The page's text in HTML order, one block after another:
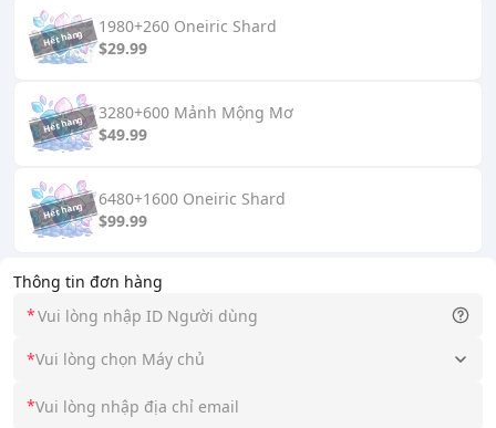
Thông tin đơn hàng
*
*Vui lòng chọn Máy chủ
*
1980+260 Oneiric Shard
$29.99
3280+600 Mảnh Mộng Mơ
$49.99
6480+1600 Oneiric Shard
$99.99